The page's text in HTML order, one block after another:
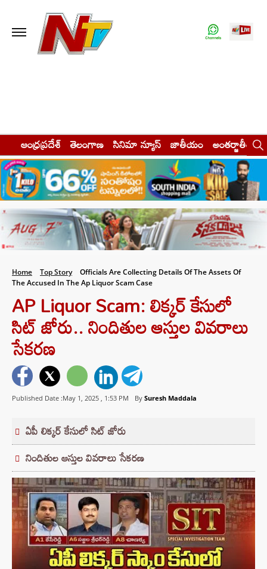
ఆంధ్రప్రదేశ్ తెలంగాణ సినిమా న్యూస్ జాతీయం అంతర్జాతీయం
Home Top Story
Officials Are Collecting Details Of The Assets Of
The Accused In The Ap Liquor Scam Case
AP Liquor Scam: లిక్కర్ కేసులో
సిట్ జోరు.. నిందితుల ఆస్తుల వివరాలు
సేకరణ
Published Date :May 1, 2025 , 1:53 PM By Suresh Maddala
ఏపీ లిక్కర్ కేసులో సిట్ జోరు
నిందితుల ఆస్తుల వివరాలు సేకరణ